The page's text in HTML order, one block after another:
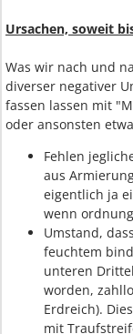
Ursachen, soweit
Was wir nach und
diverser negativer
fassen lassen mit
oder ansonsten
Fehlen
aus
eigentlich ja
wenn
Umstand,
feuchtem
unteren
worden,
Erdreich).
mit